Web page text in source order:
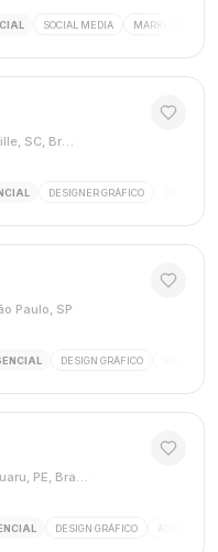
SOCIAL MEDIA MARKETING
Joinville, SC, Brasil
DESIGNER GRÁFICO
Paulo, SP
DESIGN GRÁFICO
Caruaru, PE, Brasil
DESIGN GRÁFICO ADOBE